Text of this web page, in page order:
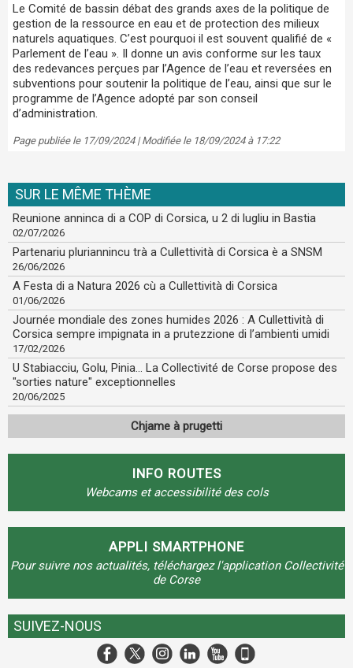
Le Comité de bassin débat des grands axes de la politique de
gestion de la ressource en eau et de protection des milieux
naturels aquatiques. C’est pourquoi il est souvent qualifié de «
Parlement de l’eau ». Il donne un avis conforme sur les taux
des redevances perçues par l’Agence de l’eau et reversées en
subventions pour soutenir la politique de l’eau, ainsi que sur le
programme de l’Agence adopté par son conseil
d’administration.
Page publiée le 17/09/2024 | Modifiée le 18/09/2024 à 17:22
SUR LE MÊME THÈME
Reunione anninca di a COP di Corsica, u 2 di lugliu in Bastia
02/07/2026
Partenariu pluriannincu trà a Cullettività di Corsica è a SNSM
26/06/2026
A Festa di a Natura 2026 cù a Cullettività di Corsica
01/06/2026
Journée mondiale des zones humides 2026 : A Cullettività di
Corsica sempre impignata in a prutezzione di l’ambienti umidi
17/02/2026
U Stabiacciu, Golu, Pinia... La Collectivité de Corse propose des
"sorties nature" exceptionnelles
20/06/2025
Chjame à prugetti
INFO ROUTES
Webcams et accessibilité des cols
APPLI SMARTPHONE
Pour suivre nos actualités, téléchargez l'application Collectivité
de Corse
SUIVEZ-NOUS